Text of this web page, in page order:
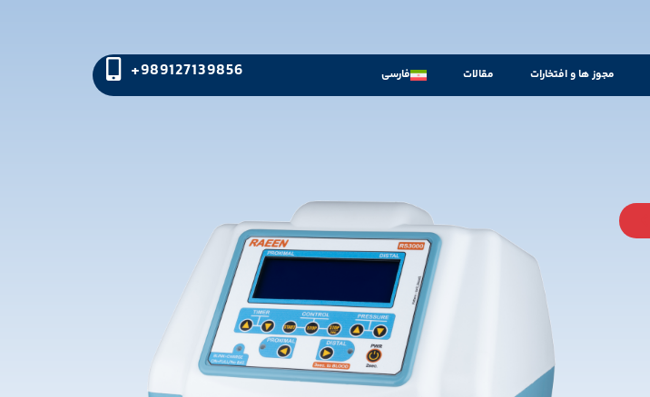
مجوز ها و افتخارات مقالات فارسی 989127139856+